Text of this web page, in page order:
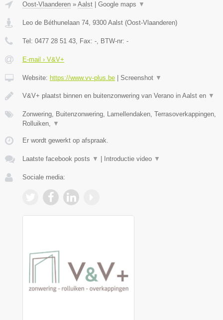
Oost-Vlaanderen » Aalst Google maps ▼
Leo de Béthunelaan 74, 9300 Aalst (Oost-Vlaanderen)
Tel: 0477 28 51 43, Fax: -, BTW-nr: -
E-mail › V&V+
Website: https://www.vv-plus.be Screenshot ▼
V&V+ plaatst binnen en buitenzonwering van Verano in Aalst en ▼
Zonwering, Buitenzonwering, Lamellendaken, Terrasoverkappingen,
Rolluiken, ▼
Er wordt gewerkt op afspraak.
Laatste facebook posts ▼ Introductie video ▼
Sociale media: